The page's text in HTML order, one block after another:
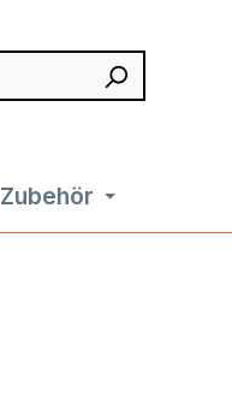
Zubehör